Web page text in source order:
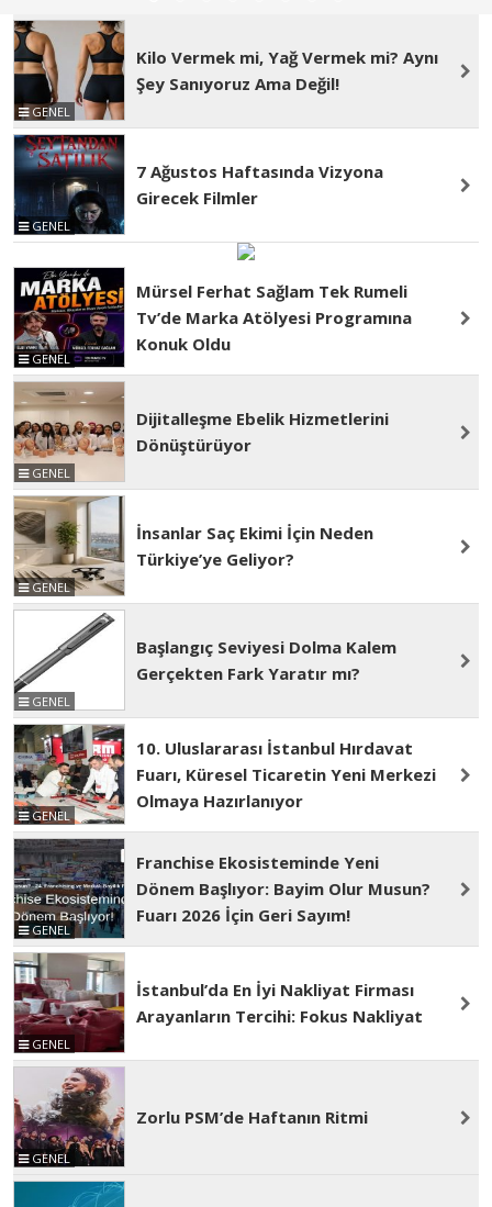
GENEL
Kilo Vermek mi, Yağ Vermek mi? Aynı
Şey Sanıyoruz Ama Değil!
GENEL
7 Ağustos Haftasında Vizyona
Girecek Filmler
GENEL
Mürsel Ferhat Sağlam Tek Rumeli
Tv’de Marka Atölyesi Programına
Konuk Oldu
GENEL
Dijitalleşme Ebelik Hizmetlerini
Dönüştürüyor
GENEL
İnsanlar Saç Ekimi İçin Neden
Türkiye’ye Geliyor?
GENEL
Başlangıç Seviyesi Dolma Kalem
Gerçekten Fark Yaratır mı?
GENEL
10. Uluslararası İstanbul Hırdavat
Fuarı, Küresel Ticaretin Yeni Merkezi
Olmaya Hazırlanıyor
GENEL
Franchise Ekosisteminde Yeni
Dönem Başlıyor: Bayim Olur Musun?
Fuarı 2026 İçin Geri Sayım!
GENEL
İstanbul’da En İyi Nakliyat Firması
Arayanların Tercihi: Fokus Nakliyat
GENEL
Zorlu PSM’de Haftanın Ritmi